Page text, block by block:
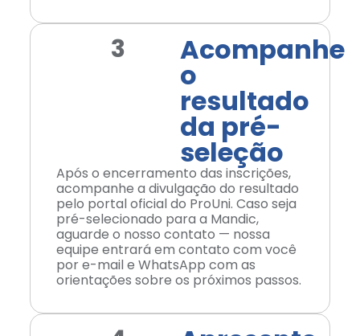
3 Acompanhe
o
resultado
da pré-
seleção
Após o encerramento das inscrições,
acompanhe a divulgação do resultado
pelo portal oficial do ProUni. Caso seja
pré-selecionado para a Mandic,
aguarde o nosso contato — nossa
equipe entrará em contato com você
por e-mail e WhatsApp com as
orientações sobre os próximos passos.